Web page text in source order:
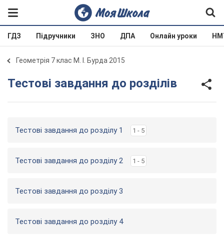
ГДЗ Підручники ЗНО ДПА Онлайн уроки
Геометрія 7 клас М. І. Бурда 2015
Тестові завдання до розділів
Тестові завдання до розділу 1 1 - 5
Тестові завдання до розділу 2 1 - 5
Тестові завдання до розділу 3
Тестові завдання до розділу 4